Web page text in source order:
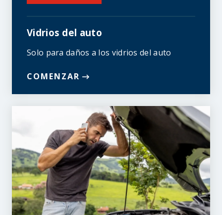
Vidrios del auto
Solo para daños a los vidrios del auto
COMENZAR